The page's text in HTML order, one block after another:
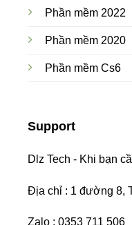
Phần mềm 2022
Phần mềm 2020
Phần mềm Cs6
Support
Dlz Tech - Khi bạn
Địa chỉ : 1 đường 8,
Zalo : 0353 711 506